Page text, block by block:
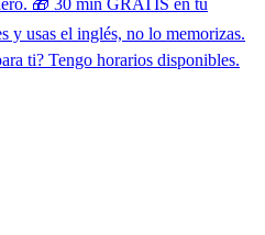
🎁 30 min GRATIS en tu
y usas el inglés, no lo memorizas.
ti? Tengo horarios disponibles.